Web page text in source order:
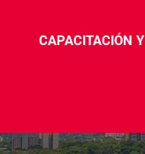
CAPACITACIÓN